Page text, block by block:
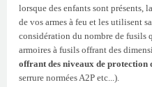
lorsque des enfants sont présents,
de vos armes à feu et les utilisent
considération du nombre de fusils
armoires à fusils offrant des
offrant des niveaux de protection
serrure normées A2P etc...).